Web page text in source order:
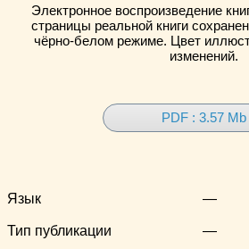
Электронное воспроизведение
страницы реальной книги
чёрно-белом режиме. Цвет
изменений.
PDF : 3.57 Mb
Язык —
Тип публикации —